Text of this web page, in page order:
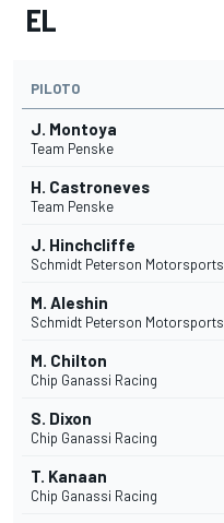
EL
PILOTO
J. Montoya
Team Penske
H. Castroneves
Team Penske
J. Hinchcliffe
Schmidt Peterson Motorsports
M. Aleshin
Schmidt Peterson Motorsports
M. Chilton
Chip Ganassi Racing
S. Dixon
Chip Ganassi Racing
T. Kanaan
Chip Ganassi Racing